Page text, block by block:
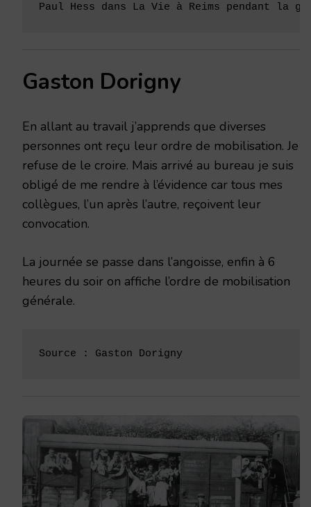
Paul Hess dans La Vie à Reims pendant la
Gaston Dorigny
En allant au travail j’apprends que diverses
personnes ont reçu leur ordre de mobilisation. Je
refuse de le croire. Mais arrivé au bureau je suis
obligé de me rendre à l’évidence car tous mes
collègues, l’un après l’autre, reçoivent leur
convocation.
La journée se passe dans l’angoisse, enfin à 6
heures du soir on affiche l’ordre de mobilisation
générale.
Source : Gaston Dorigny